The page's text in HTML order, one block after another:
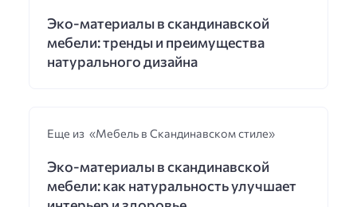
Эко-материалы в скандинавской
мебели: тренды и преимущества
натурального дизайна
Еще из «Мебель в Скандинавском стиле»
Эко-материалы в скандинавской
мебели: как натуральность улучшает